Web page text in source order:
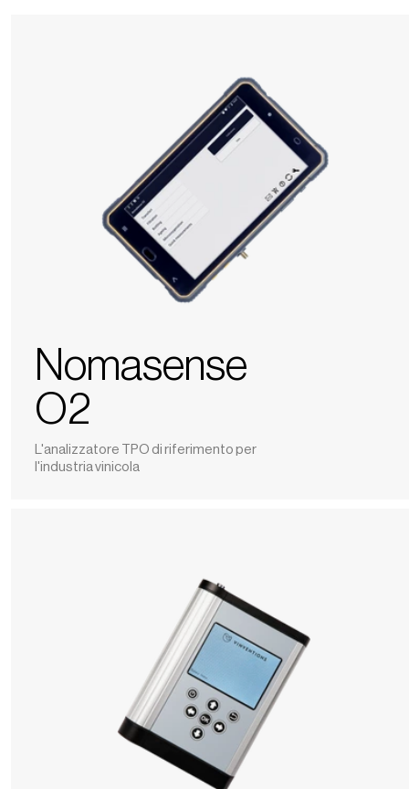
Nomasense
O2
L'analizzatore TPO di riferimento per
l'industria vinicola